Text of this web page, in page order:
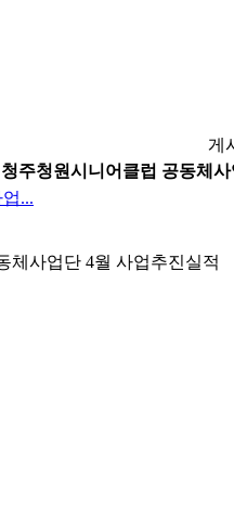
게
청주청원시니어클럽 공동체
...
체사업단 4월 사업추진실적